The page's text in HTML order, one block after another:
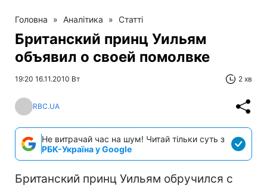
Головна » Аналітика » Статті
Британский принц Уильям
объявил о своей помолвке
19:20 16.11.2010 Вт 2 хв
RBC.UA
Не витрачай час на шум! Читай тільки суть з
РБК-Україна у Google
Британский принц Уильям обручился с